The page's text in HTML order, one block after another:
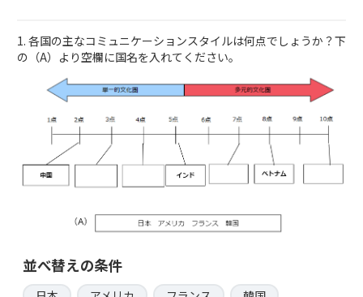
1. 各国の主なコミュニケーションスタイルは何点でしょうか？下
の（A）より空欄に国名を入れてください。
並べ替えの条件